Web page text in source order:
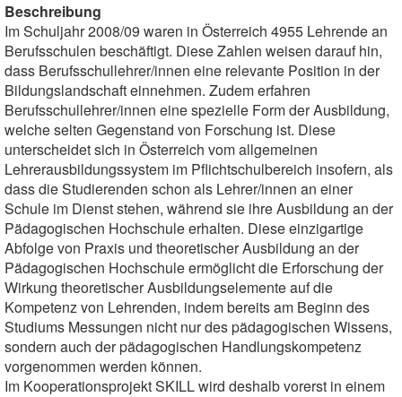
Beschreibung
Im Schuljahr 2008/09 waren in Österreich 4955 Lehrende an
Berufsschulen beschäftigt. Diese Zahlen weisen darauf hin,
dass Berufsschullehrer/innen eine relevante Position in der
Bildungslandschaft einnehmen. Zudem erfahren
Berufsschullehrer/innen eine spezielle Form der Ausbildung,
welche selten Gegenstand von Forschung ist. Diese
unterscheidet sich in Österreich vom allgemeinen
Lehrerausbildungssystem im Pflichtschulbereich insofern, als
dass die Studierenden schon als Lehrer/innen an einer
Schule im Dienst stehen, während sie ihre Ausbildung an der
Pädagogischen Hochschule erhalten. Diese einzigartige
Abfolge von Praxis und theoretischer Ausbildung an der
Pädagogischen Hochschule ermöglicht die Erforschung der
Wirkung theoretischer Ausbildungselemente auf die
Kompetenz von Lehrenden, indem bereits am Beginn des
Studiums Messungen nicht nur des pädagogischen Wissens,
sondern auch der pädagogischen Handlungskompetenz
vorgenommen werden können.
Im Kooperationsprojekt SKILL wird deshalb vorerst in einem